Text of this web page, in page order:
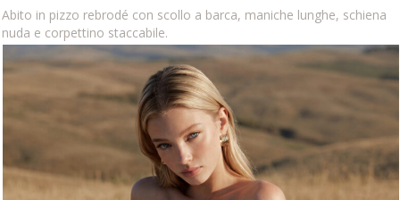
Abito in pizzo rebrodé con scollo a barca, maniche lunghe, schiena
nuda e corpettino staccabile.